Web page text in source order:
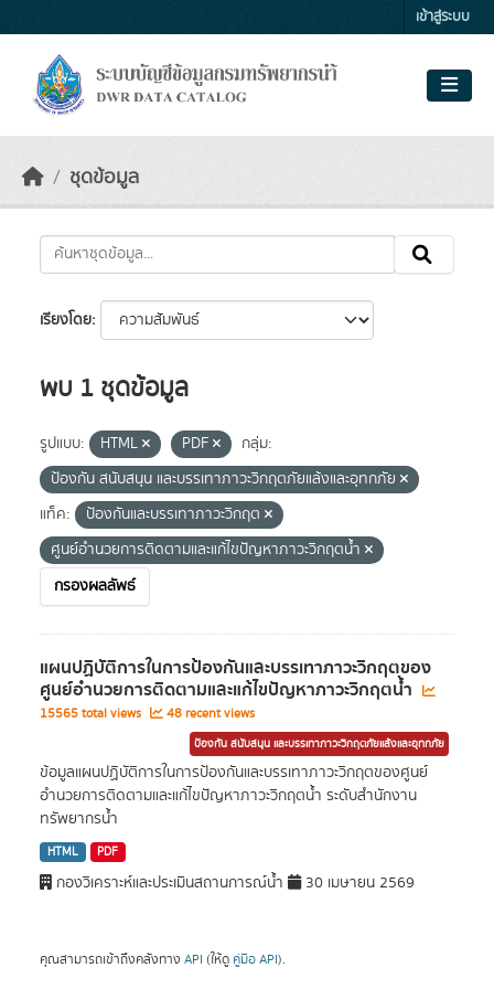
เข้าสู่ระบบ
ชุดข้อมูล
เรียงโดย
พบ 1 ชุดข้อมูล
รูปแบบ: HTML PDF
กลุ่ม:
ป้องกัน สนับสนุน และบรรเทาภาวะวิกฤตภัยแล้งและอุทกภัย
แท็ค:
ป้องกันและบรรเทาภาวะวิกฤต
ศูนย์อำนวยการติดตามและแก้ไขปัญหาภาวะวิกฤตน้ำ
กรองผลลัพธ์
แผนปฏิบัติการในการป้องกันและบรรเทาภาวะวิกฤตของ
ศูนย์อำนวยการติดตามและแก้ไขปัญหาภาวะวิกฤตน้ำ
15565 total views 48 recent views
ป้องกัน สนับสนุน และบรรเทาภาวะวิกฤตภัยแล้งและอุทกภัย
ข้อมูลแผนปฏิบัติการในการป้องกันและบรรเทาภาวะวิกฤตของศูนย์
อำนวยการติดตามและแก้ไขปัญหาภาวะวิกฤตน้ำ ระดับสำนักงาน
ทรัพยากรน้ำ
HTML PDF
กองวิเคราะห์และประเมินสถานการณ์น้ำ 30 เมษายน 2569
คุณสามารถเข้าถึงคลังทาง API (ให้ดู คู่มือ API).